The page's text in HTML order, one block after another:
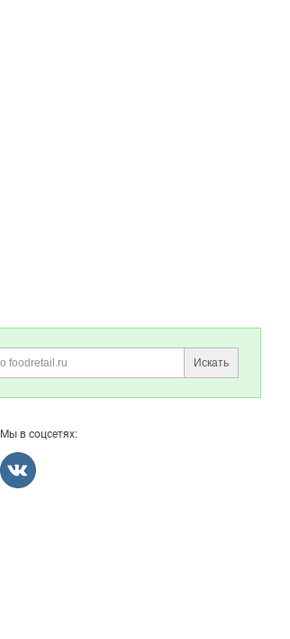
Искать
Мы в соцсетях: